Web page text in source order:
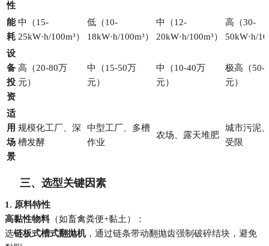
性
能
耗
中（15-
25kW·h/100m³）
低（10-
18kW·h/100m³）
中（12-
20kW·h/100m³）
高（30-
50kW·h/
设
备
投
资
高（20-80万
元）
中（15-50万
元）
中（10-40万
元）
极高（50-
元）
适
用
场
景
规模化工厂、深
槽发酵
中型工厂、多槽
作业
农场、露天堆肥
城市污泥
受限
三、选型关键因素
1. 原料特性
高黏性物料（如畜禽粪便+黏土）：
选链板式槽式翻抛机，通过链条带动翻抛齿强制破碎结块，避免